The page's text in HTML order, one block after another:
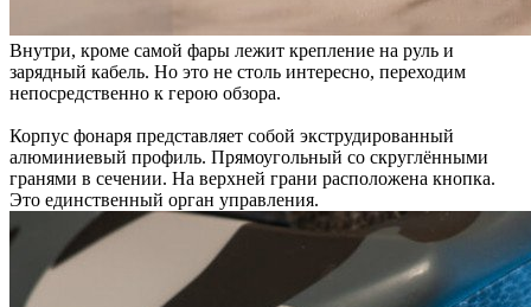
Внутри, кроме самой фары лежит крепление на руль и
зарядный кабель. Но это не столь интересно, переходим
непосредственно к герою обзора.
Корпус фонаря представляет собой экструдированный
алюминиевый профиль. Прямоугольный со скруглёнными
гранями в сечении. На верхней грани расположена кнопка.
Это единственный орган управления.